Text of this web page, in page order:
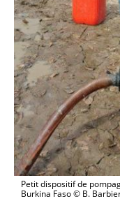
Petit dispositif de
Burkina Faso © B.